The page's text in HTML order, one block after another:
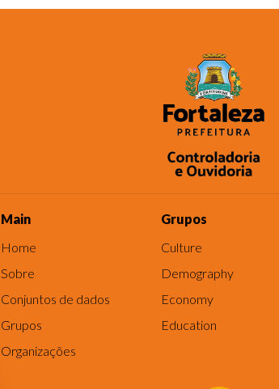
Main
Home
Sobre
Conjuntos de dados
Grupos
Organizações
Grupos
Culture
Demography
Economy
Education